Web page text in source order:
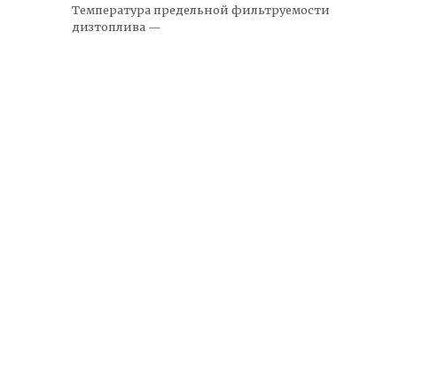
Температура предельной фильтруемости
дизтоплива —